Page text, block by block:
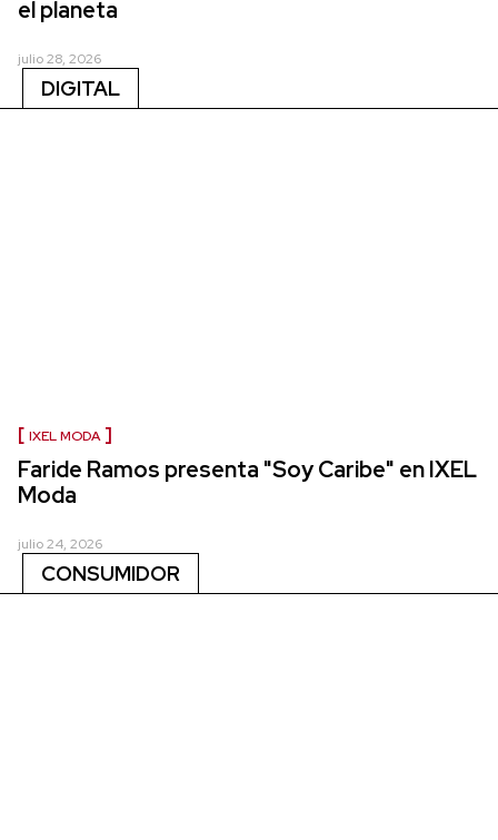
el planeta
julio 28, 2026
DIGITAL
IXEL MODA
Faride Ramos presenta "Soy Caribe" en IXEL
Moda
julio 24, 2026
CONSUMIDOR